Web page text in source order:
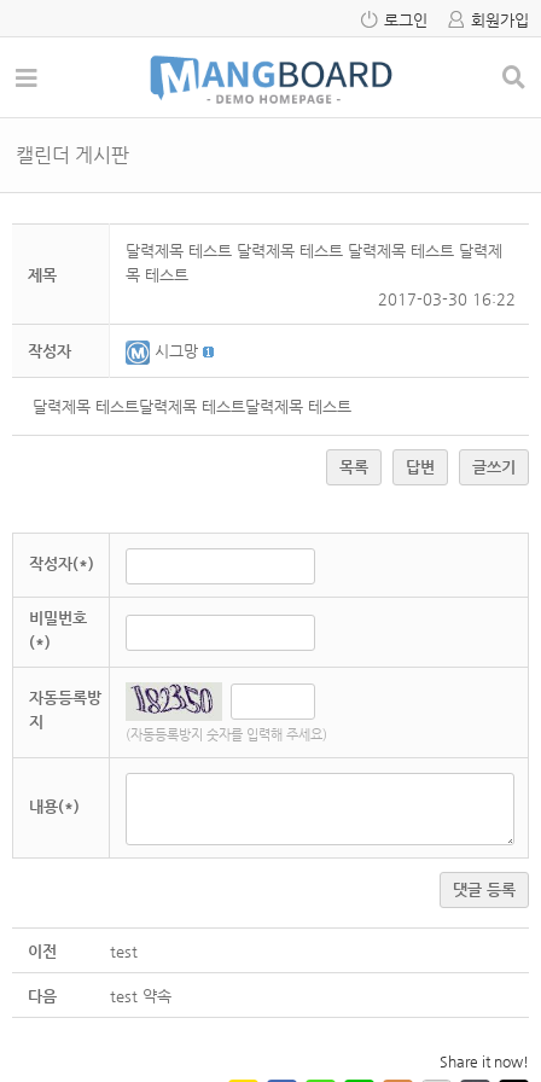
로그인 회원가입
캘린더 게시판
제목
달력제목 테스트 달력제목 테스트 달력제목 테스트 달력제
목 테스트
2017-03-30 16:22
작성자 시그망
달력제목 테스트달력제목 테스트달력제목 테스트
목록 답변 글쓰기
작성자(*)
비밀번호
(*)
자동등록방
지
(자동등록방지 숫자를 입력해 주세요)
내용(*)
댓글 등록
이전 test
다음 test 약속
Share it now!